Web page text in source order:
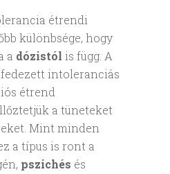
étrendi
különbsége, hogy
a dózistól is függ. A
intoleranciás
étrend
a tüneteket
Mint minden
a típus is ront a
pszichés és